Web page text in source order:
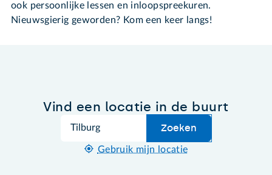
ook persoonlijke lessen en inloopspreekuren.
Nieuwsgierig geworden? Kom een keer langs!
Vind een locatie in de buurt
Zoek
Zoeken
Gebruik mijn locatie